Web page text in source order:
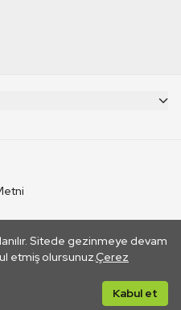
Sitede gezinmeye devam
etmiş olursunuz.Çerez
Kabul et
Bağlantı yoluyla gidilen dış